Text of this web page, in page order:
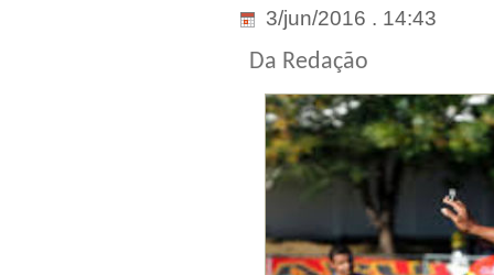
3/jun/2016 . 14:43
Da Redação